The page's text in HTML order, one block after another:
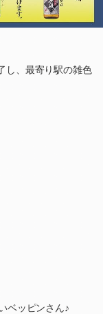
し、最寄り駅の雑色
ベッピンさん♪